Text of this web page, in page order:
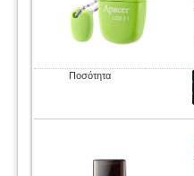
Ποσότητα